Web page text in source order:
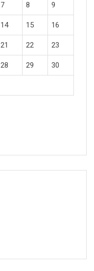
7 8 9
14 15 16
21 22 23
28 29 30